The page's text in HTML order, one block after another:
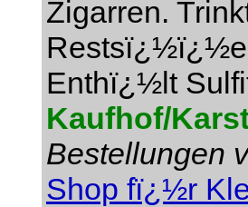
Zigarren.
Restsï¿½ï¿½e
Enthï¿½lt
Kaufhof/
Bestellungen
Shop fï¿½r